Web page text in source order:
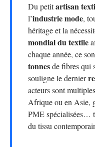
Du petitartisan
l’industrie mode,
héritage et la
mondial du textile
chaque année, ce
tonnesde fibres qui
souligne le dernier
acteurs sont
Afrique ou en Asie,
PME spécialisées…
du tissu